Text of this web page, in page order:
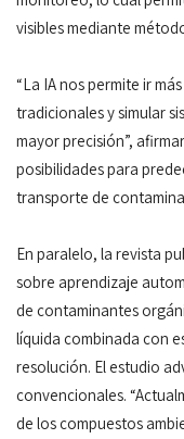
visibles mediante
“La IA nos permite ir
tradicionales y simular
mayor precisión”,
posibilidades para
transporte de
En paralelo, la revista
sobre aprendizaje
de contaminantes
líquida combinada con
resolución. El estudio
convencionales.
de los compuestos